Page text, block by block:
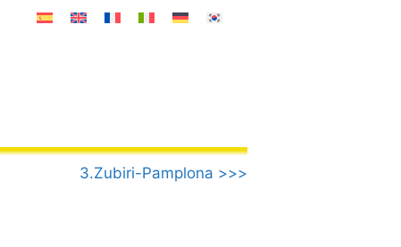
3.Zubiri-Pamplona >>>